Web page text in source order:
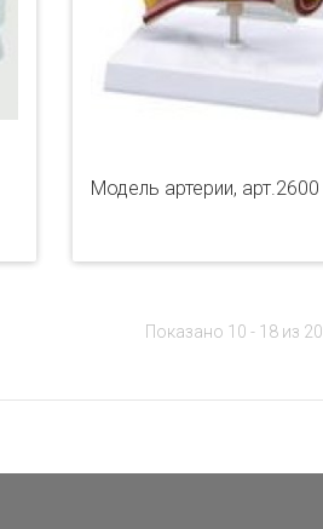
Модель артерии, арт.2600
Показано 10 - 18 из 20